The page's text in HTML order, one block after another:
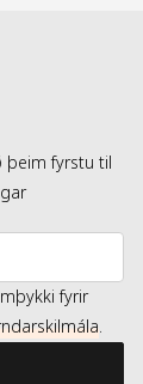
þeim fyrstu til
fyrir
.